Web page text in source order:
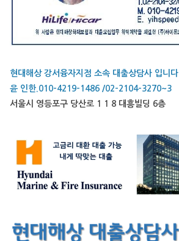
현대해상 강서융자지점 소속 대출상담사 입니다
윤 인한.010-4219-1486 /02-2104-3270~3
서울시 영등포구 당산로 1 1 8 대흥빌딩 6층